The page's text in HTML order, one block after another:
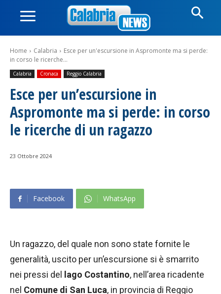
Home Calabria
Esce per un'escursione in Aspromonte ma si perde:
in corso le ricerche...
Calabria Cronaca Reggio Calabria
Esce per un’escursione in
Aspromonte ma si perde: in corso
le ricerche di un ragazzo
23 Ottobre 2024
Facebook WhatsApp
Un ragazzo, del quale non sono state fornite le
generalità, uscito per un’escursione si è smarrito
nei pressi del
lago Costantino, nell’area ricadente
nel Comune di San Luca, in provincia di Reggio